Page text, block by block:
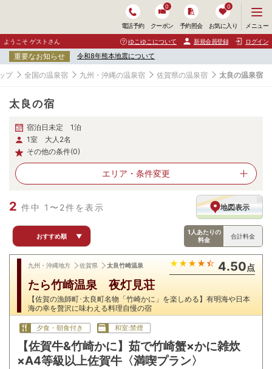
電話予約 クーポン
0
予約照会 お気に入り
0
ニ
ュ
ー
開
く
メニュー
ようこそ ゲストさん ゆこゆこについて 新規会員登録 ログイン
重要なお知らせ 令和8年熊本地震について
プ 全国の温泉宿 九州・沖縄の温泉宿 佐賀県の温泉宿 太良の温泉宿
太良の宿
宿泊日未定 1泊
1室 大人2名
その他の条件(0)
エリア・ 条件変更
2 件中 1〜2件を表示 地図表示
おすすめ順 ▼
1人あたりの
料金
合計料金
九州・沖縄地方 佐賀県 太良竹崎温泉 4.50点
たら竹崎温泉 夜灯見荘
【佐賀の漁師町･太良町名物「竹崎かに」を楽しめる】有明海や日本
海の幸を贅沢に味わえる料理自慢の宿
夕食・朝食付き 和室:禁煙
【佐賀牛&竹崎かに】茹で竹崎蟹×かに雑炊
×A4等級以上佐賀牛〈満喫プラン〉